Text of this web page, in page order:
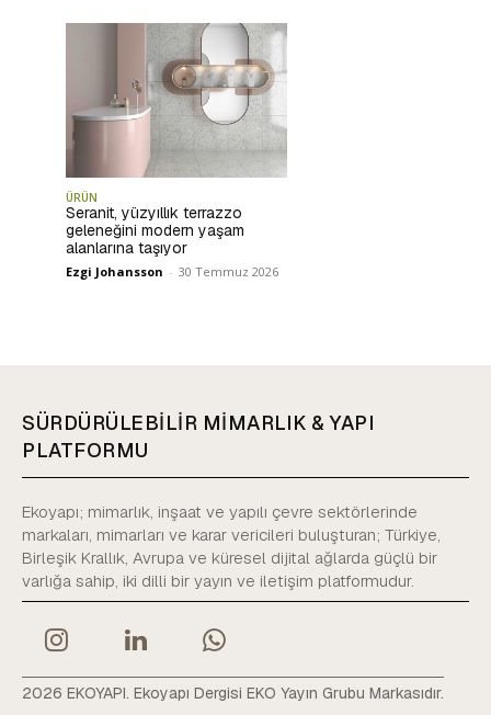
ÜRÜN
Seranit, yüzyıllık terrazzo
geleneğini modern yaşam
alanlarına taşıyor
Ezgi Johansson - 30 Temmuz 2026
SÜRDÜRÜLEBİLİR MİMARLIK & YAPI
PLATFORMU
Ekoyapı; mimarlık, inşaat ve yapılı çevre sektörlerinde
markaları, mimarları ve karar vericileri buluşturan; Türkiye,
Birleşik Krallık, Avrupa ve küresel dijital ağlarda güçlü bir
varlığa sahip, iki dilli bir yayın ve iletişim platformudur.
2026 EKOYAPI. Ekoyapı Dergisi EKO Yayın Grubu Markasıdır.